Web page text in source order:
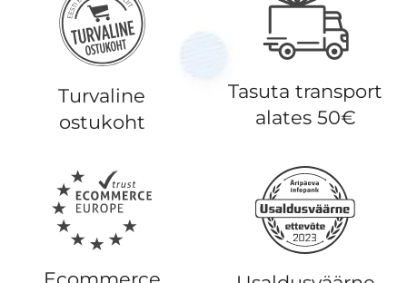
Turvaline
ostukoht
Tasuta transport
alates 50€